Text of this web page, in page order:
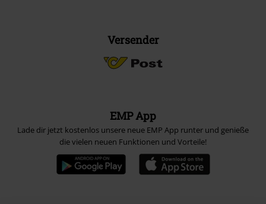
Versender
EMP App
Lade dir jetzt kostenlos unsere neue EMP App runter und genieße
die vielen neuen Funktionen und Vorteile!